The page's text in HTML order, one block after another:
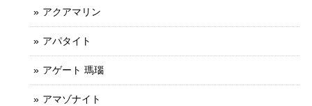
アクアマリン
アパタイト
アゲート 瑪瑙
アマゾナイト